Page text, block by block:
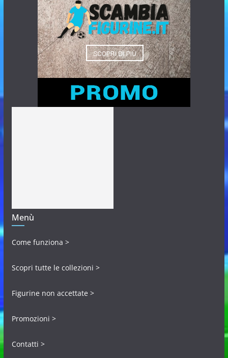
Menù
Come funziona >
Scopri tutte le collezioni >
Figurine non accettate >
Promozioni >
Contatti >